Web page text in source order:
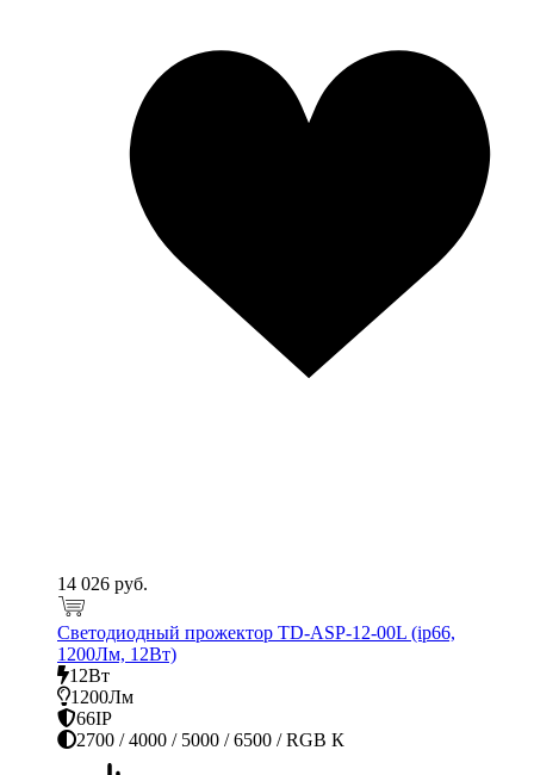
14 026 руб.
Светодиодный прожектор TD-ASP-12-00L (ip66,
1200Лм, 12Вт)
12Вт
1200Лм
66IP
2700 / 4000 / 5000 / 6500 / RGB К